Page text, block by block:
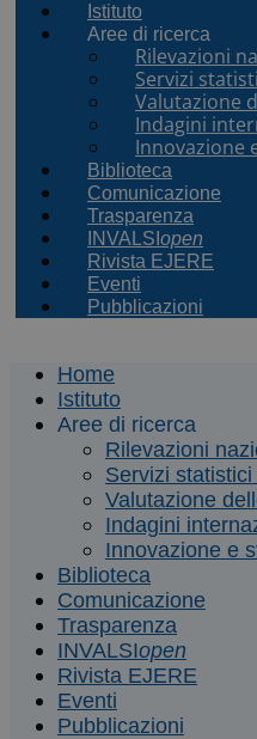
Istituto
Aree di ricerca
Rilevazioni
Servizi
Valutazione
Indagini
Innovazione
Biblioteca
Comunicazione
Trasparenza
INVALSI open
Rivista EJERE
Eventi
Pubblicazioni
Home
Istituto
Aree di ricerca
Rilevazioni
Servizi
Valutazione
Indagini
Innovazione e
Biblioteca
Comunicazione
Trasparenza
INVALSIopen
Rivista EJERE
Eventi
Pubblicazioni